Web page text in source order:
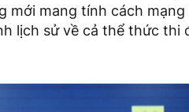
mới mang tính cách mạng
lịch sử về cả thể thức thi